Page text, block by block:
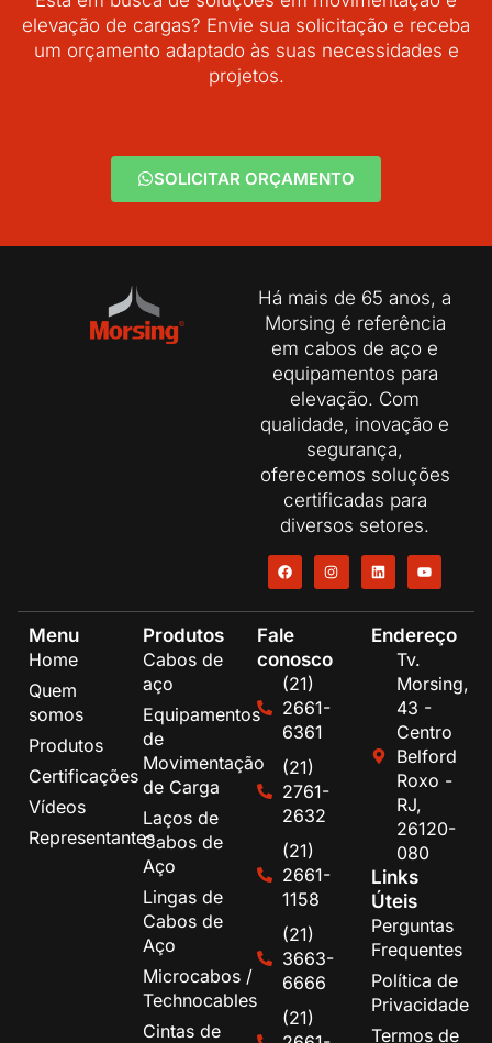
elevação de cargas? Envie sua solicitação e receba
um orçamento adaptado às suas necessidades e
projetos.
SOLICITAR ORÇAMENTO
Há mais de 65 anos, a
Morsing é referência
em cabos de aço e
equipamentos para
elevação. Com
qualidade, inovação e
segurança,
oferecemos soluções
certificadas para
diversos setores.
Menu
Home
Quem
somos
Produtos
Certificações
Vídeos
Representantes
Produtos
Cabos de
aço
Equipamentos
de
Movimentação
de Carga
Laços de
Cabos de
Aço
Lingas de
Cabos de
Aço
Microcabos /
Technocables
Cintas de
Fale
conosco
(21)
2661-
6361
(21)
2761-
2632
(21)
2661-
1158
(21)
3663-
6666
(21)
Endereço
Tv.
Morsing,
43 -
Centro
Belford
Roxo -
RJ,
26120-
080
Links
Úteis
Perguntas
Frequentes
Política de
Privacidade
Termos de